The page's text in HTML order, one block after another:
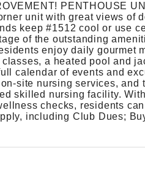
PENTHOUSE
unit with great views of
keep #1512 cool or use
of the outstanding
enjoy daily gourmet
a heated pool and
calendar of events and
site nursing services,
skilled nursing facility.
checks, residents
including Club Dues;